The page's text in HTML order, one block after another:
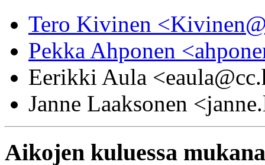
Tero Kivinen
Pekka Ahponen
Eerikki Aula
Janne Laaksonen
Aikojen kuluessa